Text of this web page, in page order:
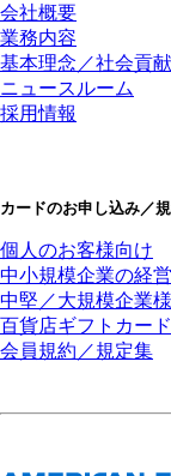
会社概要
業務内容
基本理念／社会貢献
ニュースルーム
採用情報
カードのお申し込み／
個人のお客様向け
中小規模企業の経
中堅／大規模企業様
百貨店ギフトカード
会員規約／規定集